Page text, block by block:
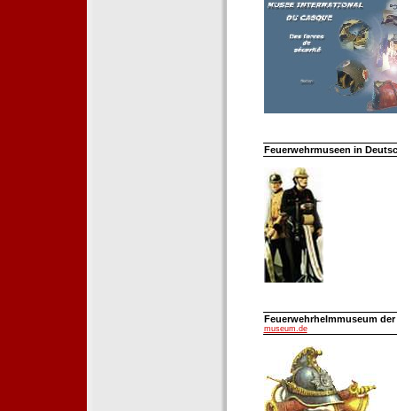
Feuerwehrmuseen in
Feuerwehrhelmmuseum
museum.de